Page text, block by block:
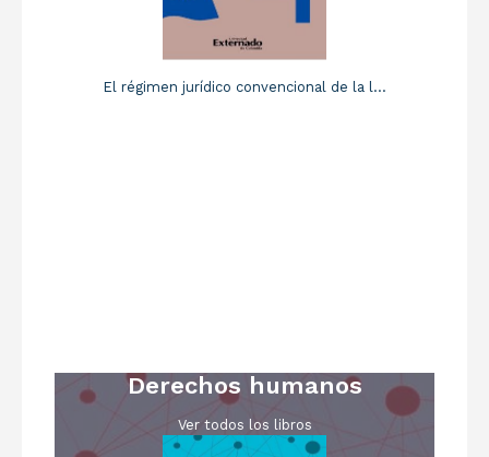
El régimen jurídico convencional de la l...
Derechos humanos
Ver todos los libros